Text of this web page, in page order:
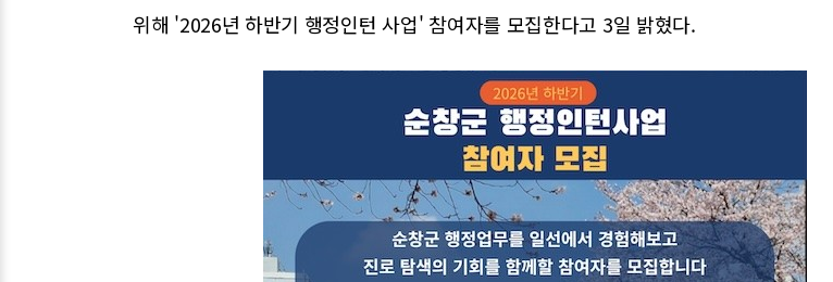
위해 '2026년 하반기 행정인턴 사업' 참여자를 모집한다고 3일 밝혔다.